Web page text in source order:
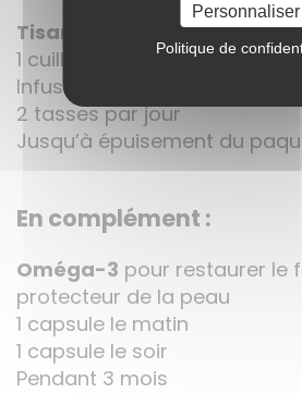
Tisane Peau Lisse BIO:
1 cuillère à café par tasse
Infusion 5 minutes
2 tasses par jour
Jusqu’à épuisement du
En complément :
Oméga-3 pour restaurer le
protecteur de la peau
1 capsule le matin
1 capsule le soir
Pendant 3 mois
Personnaliser
Politique de